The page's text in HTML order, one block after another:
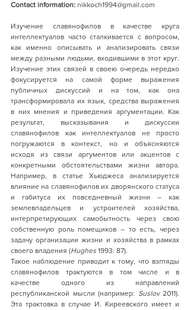
Contact information: nikkoch1994@gmail.com
Изучение славянофилов в качестве круга
интеллектуалов часто сталкивается с вопросом,
как именно описывать и анализировать связи
между разными людьми, входившими в этот круг.
Изучение этих связей в своею очередь нередко
фокусируется на самой форме выражения
публичных дискуссий и на том, как она
трансформировала их язык, средства выражения
в них мнения и приведения аргументации. Как
результат, высказывания и дискуссии
славянофилов как интеллектуалов не просто
погружаются в контекст, но и объясняются
исходя из связи аргументов или акцентов с
конкретными обстоятельствами жизни автора.
Например, в статье Хьюджеса анализируется
влияние на славянофилов их дворянского статуса
и габитуса их повседневный жизни – как
землевладельцев и устроителей хозяйства,
интерпретирующих самобытность через свою
собственную роль помещиков – то есть, через
задачу организации жизни и хозяйства в рамках
своего владения (Hughes 1993: 87).
Такое наблюдение приводит к тому, что взгляды
славянофилов трактуются в том числе и в
качестве одного из направлений
республиканской мысли (например: Suslov 2011).
Эта трактовка в случае И. Киреевского имеет и